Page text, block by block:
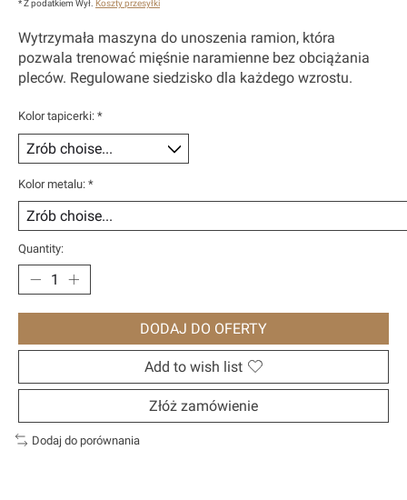
* Z podatkiem Wył. Koszty przesyłki
Wytrzymała maszyna do unoszenia ramion, która
pozwala trenować mięśnie naramienne bez obciążania
pleców. Regulowane siedzisko dla każdego wzrostu.
Kolor tapicerki: *
Kolor metalu: *
Quantity:
DODAJ DO OFERTY
Add to wish list
Złóż zamówienie
Dodaj do porównania